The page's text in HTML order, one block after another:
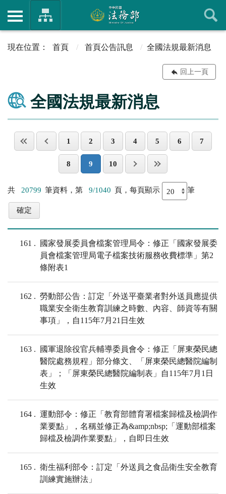
首頁 首頁公告訊息 全國法規最新消息
回上一頁
全國法規最新消息
1 2 3 4 5 6 7
8 9 10
共 20799 筆資料，第 9/1040 頁，每頁顯示 筆
161
國家發展委員會檔案管理局令：修正「國家發展委
員會檔案管理局電子檔案技術服務收費標準」第2
條附表1
162
勞動部公告：訂定「外送平臺業者對外送員應提供
職業安全衛生教育訓練之時數、內容、師資等有關
事項」，自115年7月21日生效
163
國軍退除役官兵輔導委員會令：修正「屏東榮民總
醫院處務規程」部分條文、「屏東榮民總醫院編制
表」；「屏東榮民總醫院編制表」自115年7月1日
生效
164
運動部令：修正「教育部體育署檔案歸檔及檢調作
業要點」，名稱並修正為&amp;nbsp;「運動部檔案
歸檔及檢調作業要點」，自即日生效
165
衛生福利部令：訂定「外送員之食品衛生安全教育
訓練實施辦法」